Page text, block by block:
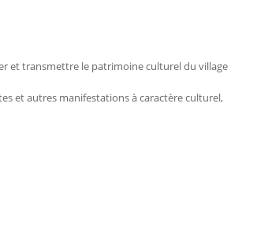
et transmettre le patrimoine culturel du village
et autres manifestations à caractère culturel,